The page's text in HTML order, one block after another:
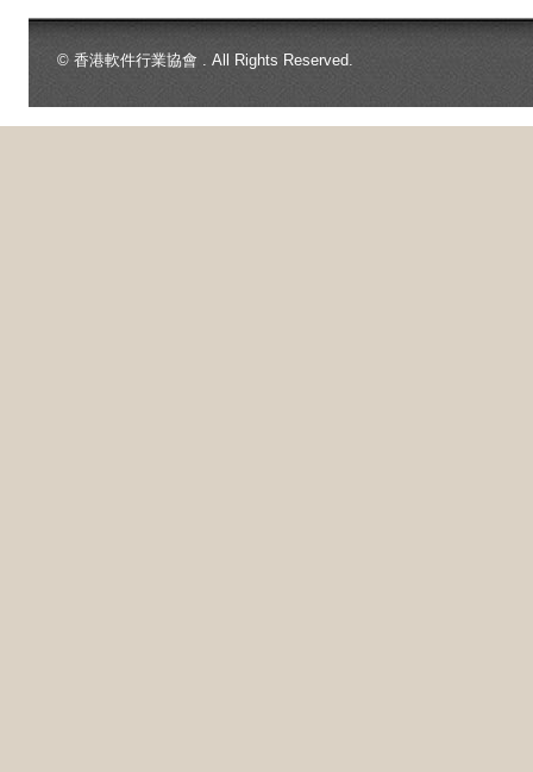
© 香港軟件行業協會 . All Rights Reserved.